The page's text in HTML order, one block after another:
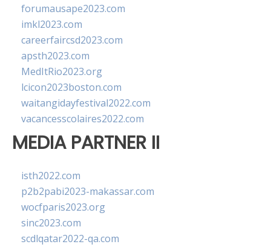
forumausape2023.com
imkl2023.com
careerfaircsd2023.com
apsth2023.com
MedItRio2023.org
lcicon2023boston.com
waitangidayfestival2022.com
vacancesscolaires2022.com
MEDIA PARTNER II
isth2022.com
p2b2pabi2023-makassar.com
wocfparis2023.org
sinc2023.com
scdlqatar2022-qa.com